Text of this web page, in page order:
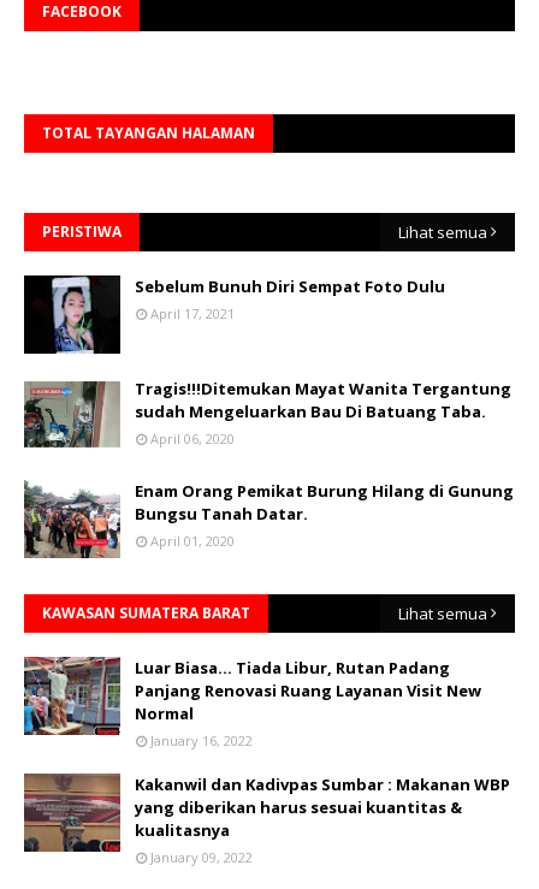
FACEBOOK
TOTAL TAYANGAN HALAMAN
PERISTIWA Lihat semua
Sebelum Bunuh Diri Sempat Foto Dulu
April 17, 2021
Tragis!!!Ditemukan Mayat Wanita Tergantung
sudah Mengeluarkan Bau Di Batuang Taba.
April 06, 2020
Enam Orang Pemikat Burung Hilang di Gunung
Bungsu Tanah Datar.
April 01, 2020
KAWASAN SUMATERA BARAT Lihat semua
Luar Biasa... Tiada Libur, Rutan Padang
Panjang Renovasi Ruang Layanan Visit New
Normal
January 16, 2022
Kakanwil dan Kadivpas Sumbar : Makanan WBP
yang diberikan harus sesuai kuantitas &
kualitasnya
January 09, 2022